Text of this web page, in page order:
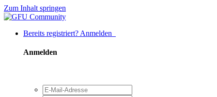
Zum Inhalt springen
Bereits registriert? Anmelden
Anmelden